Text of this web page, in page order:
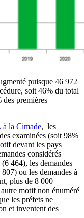
puisque 46 972
soit 46% du total
des premières
à la Cimade, les
examinées (soit 98%
devant les pays
considérés
464), les demandes
ou les demandes à
plus de 8 000
motif non énuméré
les préfets ne
et inventent des